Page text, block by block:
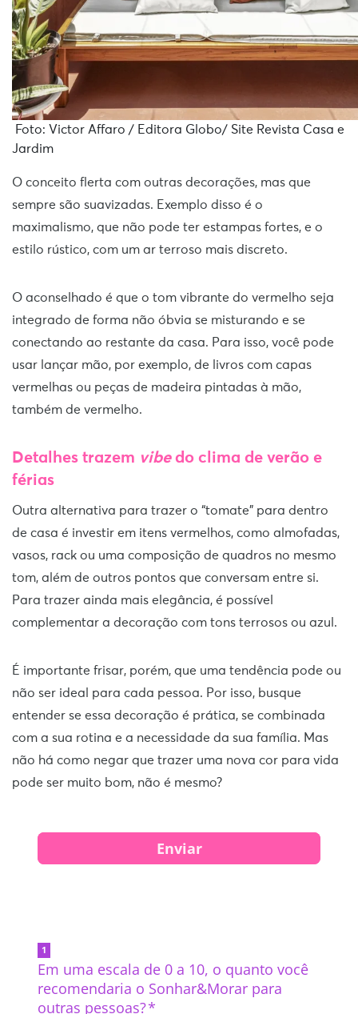
Foto: Victor Affaro / Editora Globo/ Site Revista Casa e
Jardim
O conceito flerta com outras decorações, mas que
sempre são suavizadas. Exemplo disso é o
maximalismo, que não pode ter estampas fortes, e o
estilo rústico, com um ar terroso mais discreto.
O aconselhado é que o tom vibrante do vermelho seja
integrado de forma não óbvia se misturando e se
conectando ao restante da casa. Para isso, você pode
usar lançar mão, por exemplo, de livros com capas
vermelhas ou peças de madeira pintadas à mão,
também de vermelho.
Detalhes trazem vibedo clima de verão e
férias
Outra alternativa para trazer o “tomate” para dentro
de casa é investir em itens vermelhos, como almofadas,
vasos, rack ou uma composição de quadros no mesmo
tom, além de outros pontos que conversam entre si.
Para trazer ainda mais elegância, é possível
complementar a decoração com tons terrosos ou azul.
É importante frisar, porém, que uma tendência pode ou
não ser ideal para cada pessoa. Por isso, busque
entender se essa decoração é prática, se combinada
com a sua rotina e a necessidade da sua família. Mas
não há como negar que trazer uma nova cor para vida
pode ser muito bom, não é mesmo?